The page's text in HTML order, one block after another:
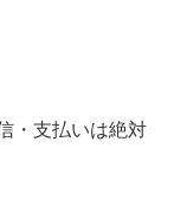
・支払いは絶対